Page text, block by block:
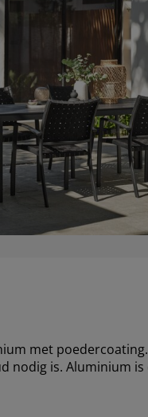
met
nodig is. Aluminium is